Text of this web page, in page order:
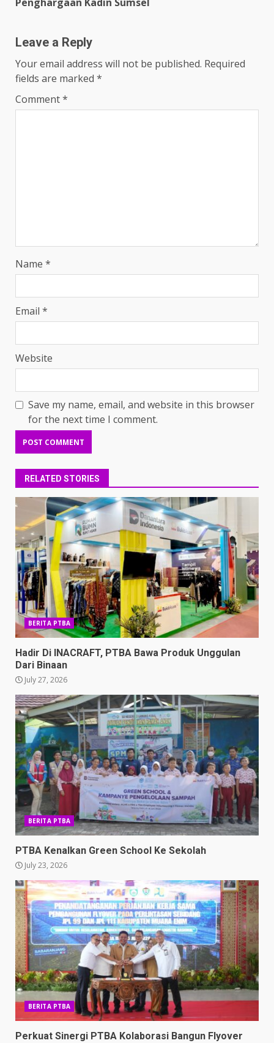
Leave a Reply
Your email address will not be published. Required
fields are marked *
Comment*
Name *
Email *
Website
Save my name, email, and website in this browser
for the next time I comment.
RELATED STORIES
BERITA PTBA
Hadir Di INACRAFT, PTBA Bawa Produk Unggulan
Dari Binaan
July 27, 2026
BERITA PTBA
PTBA Kenalkan Green School Ke Sekolah
July 23, 2026
BERITA PTBA
Perkuat Sinergi PTBA Kolaborasi Bangun Flyover